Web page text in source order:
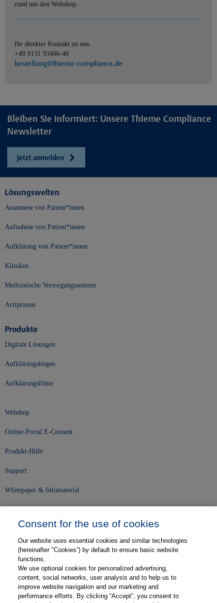
rund um den Webshop.
Ihr direkter Kontakt zu uns:
+49 9131 93406-40
bestellung@thieme-compliance.de
Bleiben Sie informiert: Unsere Thieme Compliance
Newsletter
Jetzt anmelden
Lösungswelten
Anamnese von Patient*innen
Aufnahme von Patient*innen
Aufklärung von Patient*innen
Kliniken
Medizinische Versorgungszentren
Arztpraxen
Produkte
Digitale Lösungen
Aufklärungsbögen
Aufklärungsfilme
Webshop
Online-Portal E-Consent
Produkt-Hilfe
Support
Whitepaper & Infomaterial
Karriere
Kontakt
Web-Semniare
Consent for the use of cookies
Our website uses essential cookies and similar technologies
(hereinafter "Cookies”) by default to ensure basic website
functions.
We use optional cookies for personalized advertising,
content, social networks, user analysis and to help us to
improve website navigation and our marketing and
performance efforts. By clicking “Accept”, you consent to